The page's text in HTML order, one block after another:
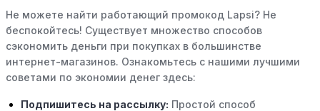
Не можете найти работающий промокод Lapsi? Не
беспокойтесь! Существует множество способов
сэкономить деньги при покупках в большинстве
интернет-магазинов. Ознакомьтесь с нашими лучшими
советами по экономии денег здесь:
Подпишитесь на рассылку: Простой способ